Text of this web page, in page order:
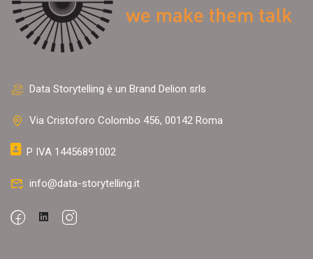
Data Storytelling è un Brand Delion srls
Via Cristoforo Colombo 456, 00142 Roma
P IVA 14456891002
info@data-storytelling.it